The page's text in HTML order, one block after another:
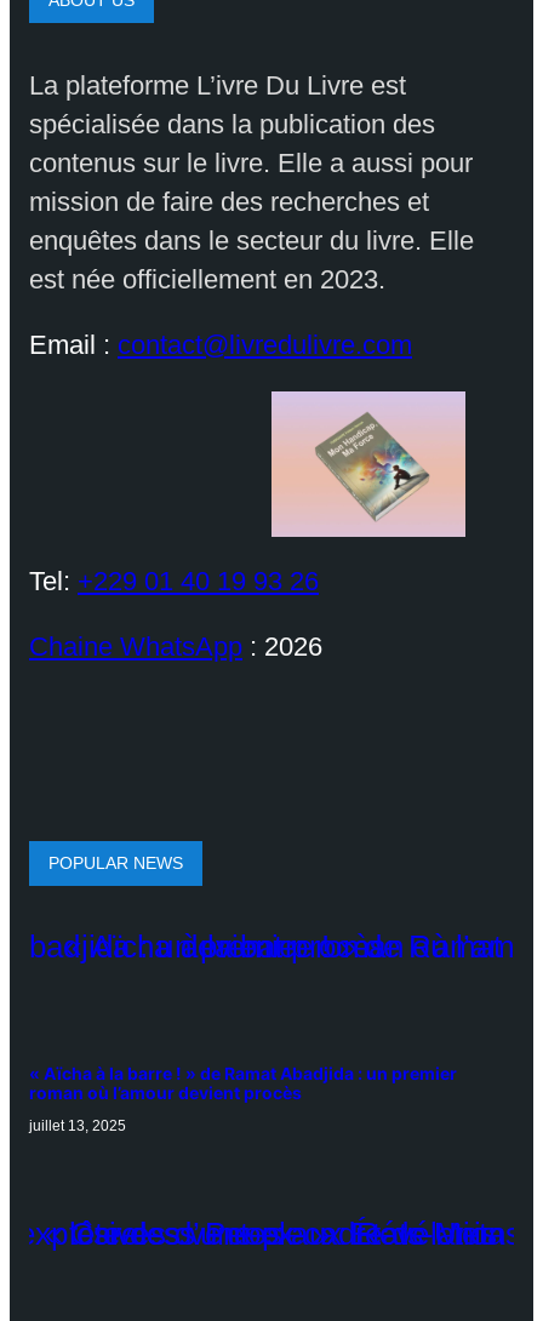
La plateforme L’ivre Du Livre est
spécialisée dans la publication des
contenus sur le livre. Elle a aussi pour
mission de faire des recherches et
enquêtes dans le secteur du livre. Elle
est née officiellement en 2023.
Email : contact@livredulivre.com
Tel: +229 01 40 19 93 26
Chaine WhatsApp : 2026
POPULAR NEWS
« Aïcha à la barre ! » de Ramat Abadjida : un premier
roman où l’amour devient procès
juillet 13, 2025